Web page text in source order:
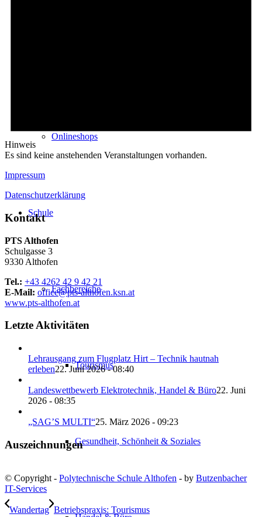
Onlineshops
Schule
Fachbereiche
Tourismus
Gesundheit, Schönheit & Soziales
Hinweis
Es sind keine anstehenden Veranstaltungen vorhanden.
Impressum
Datenschutzerklärung
Kontakt
PTS Althofen
Schulgasse 3
9330 Althofen
Tel.: +43 4262 42 9 42 21
E-Mail: office@pts-althofen.ksn.at
www.pts-althofen.at
Letzte Aktivitäten
Lehrausgang zum Flugplatz Hirt – Technik hautnah
erleben22. Juni 2026 - 08:40
Landeswettbewerb Elektrotechnik, Handel & Büro22. Juni
2026 - 08:35
„SAG’S MULTI“25. März 2026 - 09:23
Auszeichnungen
© Copyright - Polytechnische Schule Althofen - by Butzenbacher
IT-Services
Wandertag Betriebspraxis: Tourismus